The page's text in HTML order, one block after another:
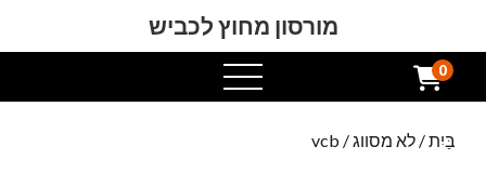
מורסון מחוץ לכביש
תפריט
פתוח
0
בַּיִת/ לא מסווג/ vcb